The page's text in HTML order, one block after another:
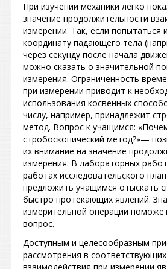
При изучении механики легко
значение продолжительности
измерении. Так, если попытаться
координату падающего тела
через секунду после начала
можно сказать о значительной
измерения. Ограниченность
при измерении приводит к
использования косвенных
числу, например, принадлежит
метод. Вопрос к учащимся:
стробоскопический метод?»—
их внимание на значение
измерения. В лабораторных
работах исследовательского
предложить учащимся отыскать
быстро протекающих явлений.
измерительной операции
вопрос.
Доступным и целесообразным
рассмотрения в